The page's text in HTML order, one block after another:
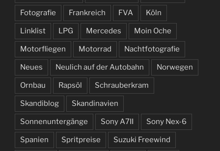
Fotografie Frankreich FVA Köln
Linklist LPG Mercedes Moin Oche
Motorfliegen Motorrad Nachtfotografie
Neues Neulich auf der Autobahn Norwegen
Ornbau Rapsöl Schrauberkram
Skandiblog Skandinavien
Sonnenuntergänge Sony A7II Sony Nex-6
Spanien Spritpreise Suzuki Freewind